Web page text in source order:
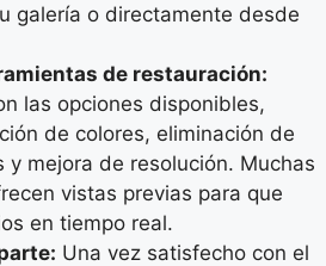
galería o directamente desde
de restauración:
las opciones disponibles,
de colores, eliminación de
y mejora de resolución. Muchas
vistas previas para que
en tiempo real.
Una vez satisfecho con el